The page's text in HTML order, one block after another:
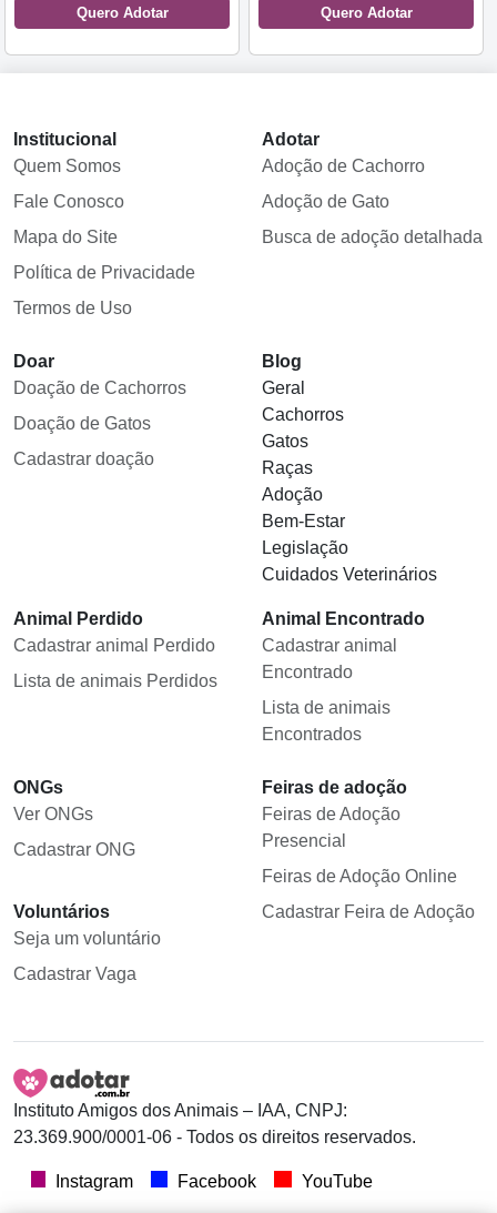
Quero Adotar Quero Adotar
Institucional
Quem Somos
Fale Conosco
Mapa do Site
Política de Privacidade
Termos de Uso
Adotar
Adoção de Cachorro
Adoção de Gato
Busca de adoção detalhada
Doar
Doação de Cachorros
Doação de Gatos
Cadastrar doação
Blog
Geral
Cachorros
Gatos
Raças
Adoção
Bem-Estar
Legislação
Cuidados Veterinários
Animal Perdido
Cadastrar animal Perdido
Lista de animais Perdidos
Animal Encontrado
Cadastrar animal
Encontrado
Lista de animais
Encontrados
ONGs
Ver ONGs
Cadastrar ONG
Voluntários
Seja um voluntário
Cadastrar Vaga
Feiras de adoção
Feiras de Adoção
Presencial
Feiras de Adoção Online
Cadastrar Feira de Adoção
Instituto Amigos dos Animais – IAA, CNPJ:
23.369.900/0001-06 - Todos os direitos reservados.
Instagram Facebook YouTube